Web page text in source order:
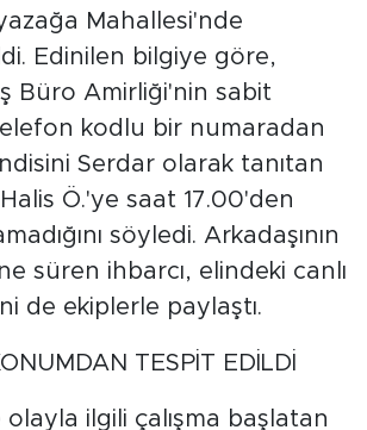
Mahallesi'nde
Edinilen bilgiye göre,
Büro Amirliği'nin sabit
kodlu bir numaradan
Serdar olarak tanıtan
Halis Ö.'ye saat 17.00'den
söyledi. Arkadaşının
öne süren ihbarcı, elindeki canlı
de ekiplerle paylaştı.
TESPİT EDİLDİ
olayla ilgili çalışma başlatan